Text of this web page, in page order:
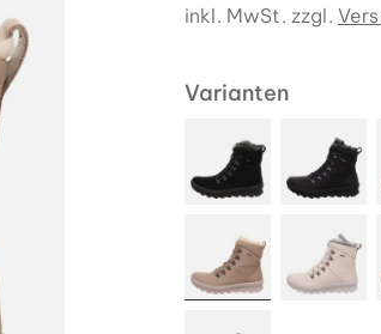
inkl. MwSt. zzgl.
Varianten